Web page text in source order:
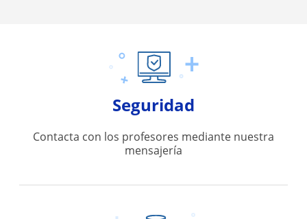
Seguridad
Contacta con los profesores mediante nuestra
mensajería